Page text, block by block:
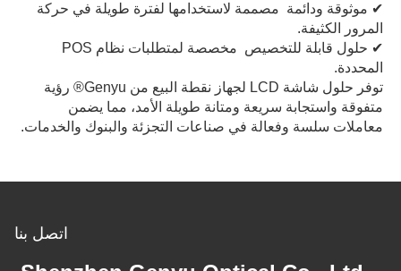
✔ موثوقة ودائمة ‬ مصممة لاستخدامها لفترة طويلة في حركة
المرور الكثيفة.
✔ حلول قابلة للتخصيص ️ مخصصة لمتطلبات نظام POS
المحددة.
توفر حلول شاشة LCD لجهاز نقطة البيع من Genyu® رؤية
متفوقة واستجابة سريعة ومتانة طويلة الأمد، مما يضمن
معاملات سلسة وفعالة في صناعات التجزئة والبنوك والخدمات.
اتصل بنا